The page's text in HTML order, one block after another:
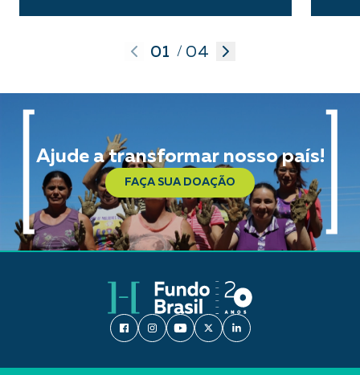
01 / 04
Ajude a transformar nosso país!
FAÇA SUA DOAÇÃO